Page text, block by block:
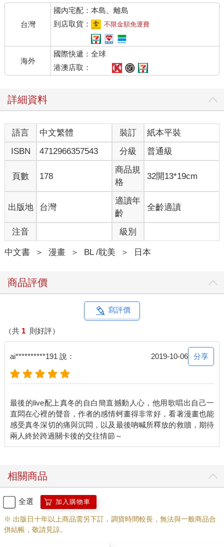
台灣
國內宅配：本島、離島
到店取貨：
不限金額免運費
海外
國際快遞：全球
港澳店取：
詳細資料
語言 中文繁體 裝訂
紙本平裝
ISBN
4712966357543 分級 普通級
頁數 178
商品規
格
32開13*19cm
出版地 台灣
適讀年
齡
全齡適讀
注音 級別
中文書 ＞ 漫畫 ＞ BL /耽美 ＞ 日本
商品評價
寫評價
（共 1 則好評）
ai**********191 說： 2019-10-06 分享
最後的live配上真冬的自白簡直撼動人心，他用歌唱出自己一
直悶在心裡的聲音，作者的感情蚵畫得非常好，看著漫畫也能
感受真冬深切的痛與沉悶，以及最後吶喊所釋放的救贖，期待
相關商品
全選 加入購物車
※ 出版日十年以上商品需另下訂，調貨時間較長，無法與一般商品合
併結帳，敬請見諒。